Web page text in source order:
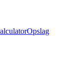
Opslag